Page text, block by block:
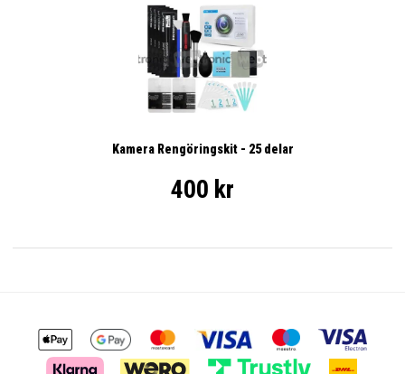
Kamera Rengöringskit - 25 delar
400 kr